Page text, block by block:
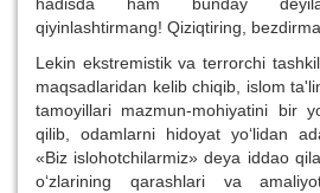
qiyinlashtirmang! Qiziqtiring,
Lekin ekstremistik va terrorchi
maqsadlaridan kelib chiqib, islom
tamoyillari mazmun-mohiyatini bir
qilib, odamlarni hidoyat yo‘lidan
«Biz islohotchilarmiz» deya iddao
o‘zlarining qarashlari va